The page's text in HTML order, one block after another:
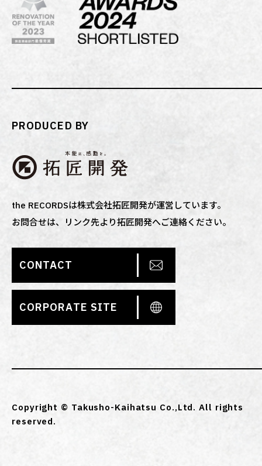
PRODUCED BY
the RECORDSは株式会社拓匠開発が運営しています。
お問合せは、リンク先より拓匠開発へご連絡ください。
CONTACT
CORPORATE SITE
Copyright © Takusho-Kaihatsu Co.,Ltd. All rights
reserved.